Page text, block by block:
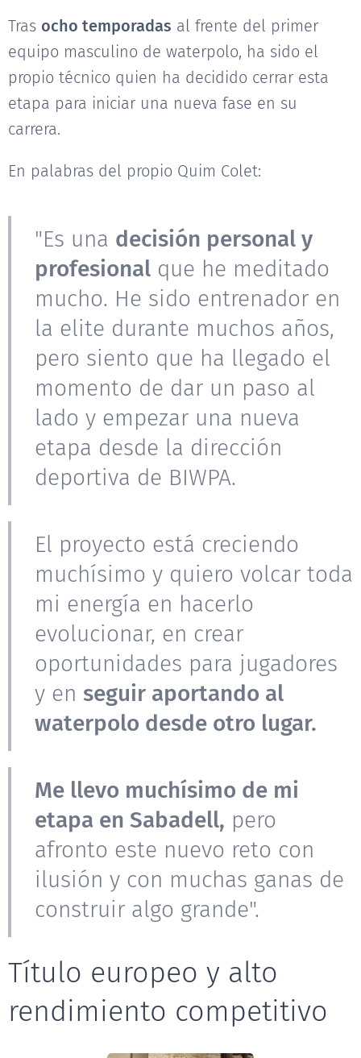
Tras ocho temporadas al frente del primer
equipo masculino de waterpolo, ha sido el
propio técnico quien ha decidido cerrar esta
etapa para iniciar una nueva fase en su
carrera.
En palabras del propio Quim Colet:
"Es una decisión personal y
profesional que he meditado
mucho. He sido entrenador en
la elite durante muchos años,
pero siento que ha llegado el
momento de dar un paso al
lado y empezar una nueva
etapa desde la dirección
deportiva de BIWPA.
El proyecto está creciendo
muchísimo y quiero volcar toda
mi energía en hacerlo
evolucionar, en crear
oportunidades para jugadores
y en seguir aportando al
waterpolo desde otro lugar.
Me llevo muchísimo de mi
etapa en Sabadell, pero
afronto este nuevo reto con
ilusión y con muchas ganas de
construir algo grande".
Título europeo y alto
rendimiento competitivo